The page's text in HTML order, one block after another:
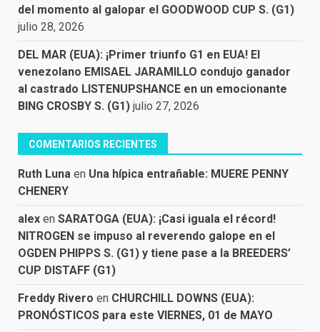
del momento al galopar el GOODWOOD CUP S. (G1)
julio 28, 2026
DEL MAR (EUA): ¡Primer triunfo G1 en EUA! El
venezolano EMISAEL JARAMILLO condujo ganador
al castrado LISTENUPSHANCE en un emocionante
BING CROSBY S. (G1) julio 27, 2026
COMENTARIOS RECIENTES
Ruth Luna en Una hípica entrañable: MUERE PENNY
CHENERY
alex en SARATOGA (EUA): ¡Casi iguala el récord!
NITROGEN se impuso al reverendo galope en el
OGDEN PHIPPS S. (G1) y tiene pase a la BREEDERS’
CUP DISTAFF (G1)
Freddy Rivero en CHURCHILL DOWNS (EUA):
PRONÓSTICOS para este VIERNES, 01 de MAYO